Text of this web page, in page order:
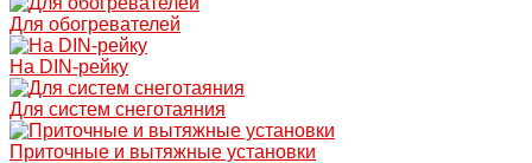
Для обогревателей
На DIN-рейку
Для систем снеготаяния
Приточные и вытяжные установки